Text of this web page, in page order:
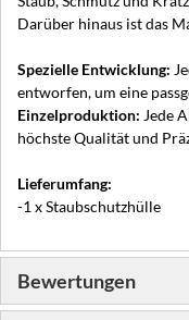
Darüber hinaus ist das
Spezielle Entwicklung:
entworfen, um eine
Einzelproduktion: Jede
höchste Qualität und
Lieferumfang:
-1 x Staubschutzhülle
Bewertungen